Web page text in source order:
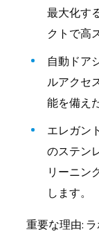
最大化す
クトで高
自動ドア
ルアクセ
能を備え
エレガン
のステン
リーニン
します。
重要な理由: